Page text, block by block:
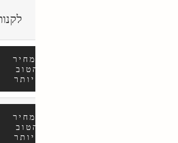
המחיר
הטוב
ביותר
המחיר
הטוב
ביותר